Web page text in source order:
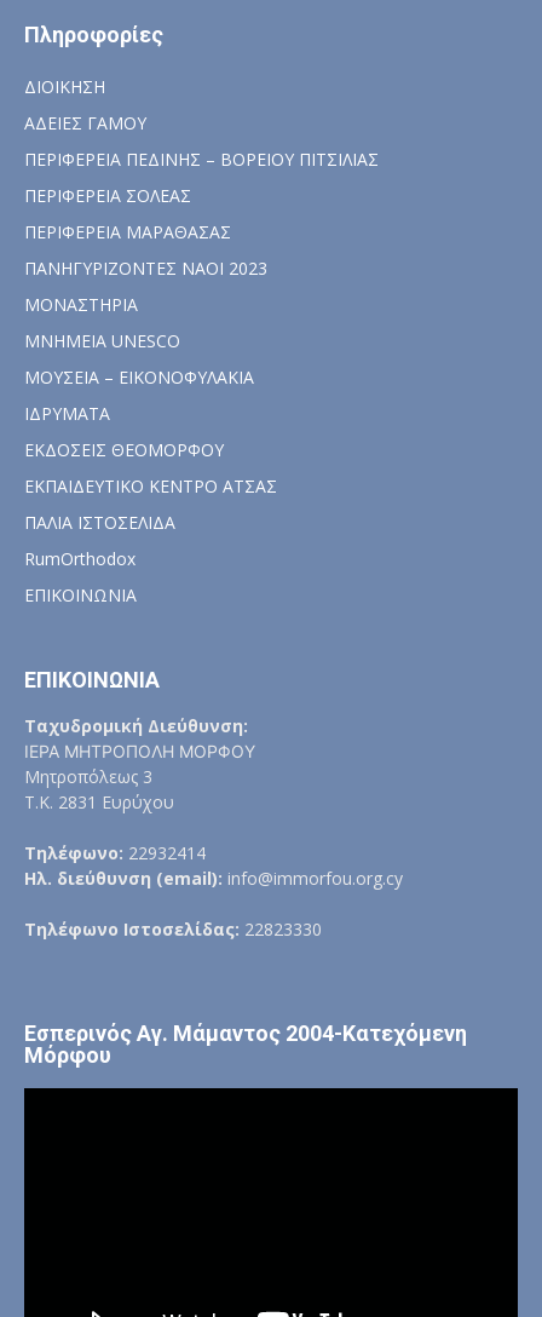
Πληροφορίες
ΔΙΟΙΚΗΣΗ
ΑΔΕΙΕΣ ΓΑΜΟΥ
ΠΕΡΙΦΕΡΕΙΑ ΠΕΔΙΝΗΣ – ΒΟΡΕΙΟΥ ΠΙΤΣΙΛΙΑΣ
ΠΕΡΙΦΕΡΕΙΑ ΣΟΛΕΑΣ
ΠΕΡΙΦΕΡΕΙΑ ΜΑΡΑΘΑΣΑΣ
ΠΑΝΗΓΥΡΙΖΟΝΤΕΣ ΝΑΟΙ 2023
ΜΟΝΑΣΤΗΡΙΑ
ΜΝΗΜΕΙΑ UNESCO
ΜΟΥΣΕΙΑ – ΕΙΚΟΝΟΦΥΛΑΚΙΑ
ΙΔΡΥΜΑΤΑ
ΕΚΔΟΣΕΙΣ ΘΕΟΜΟΡΦΟΥ
ΕΚΠΑΙΔΕΥΤΙΚΟ ΚΕΝΤΡΟ ΑΤΣΑΣ
ΠΑΛΙΑ ΙΣΤΟΣΕΛΙΔΑ
RumOrthodox
ΕΠΙΚΟΙΝΩΝΙΑ
ΕΠΙΚΟΙΝΩΝΙΑ
Ταχυδρομική Διεύθυνση:
ΙΕΡΑ ΜΗΤΡΟΠΟΛΗ ΜΟΡΦΟΥ
Μητροπόλεως 3
Τ.Κ. 2831 Ευρύχου
Τηλέφωνο: 22932414
Ηλ. διεύθυνση (email): info@immorfou.org.cy
Τηλέφωνο Ιστοσελίδας: 22823330
Εσπερινός Αγ. Μάμαντος 2004-Κατεχόμενη
Μόρφου